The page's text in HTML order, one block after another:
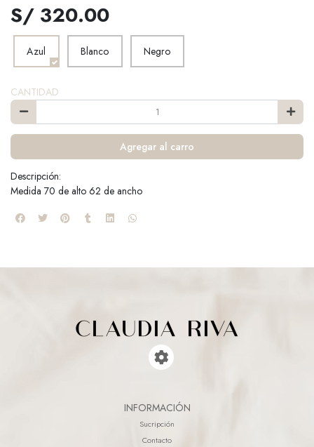
S/ 320.00
Azul Blanco Negro
CANTIDAD
Agregar al carro
Descripción:
Medida 70 de alto 62 de ancho
INFORMACIÓN
Sucripción
Contacto